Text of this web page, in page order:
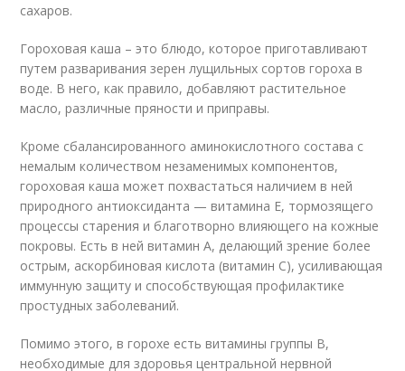
сахаров.
Гороховая каша – это блюдо, которое приготавливают
путем разваривания зерен лущильных сортов гороха в
воде. В него, как правило, добавляют растительное
масло, различные пряности и приправы.
Кроме сбалансированного аминокислотного состава с
немалым количеством незаменимых компонентов,
гороховая каша может похвастаться наличием в ней
природного антиоксиданта — витамина Е, тормозящего
процессы старения и благотворно влияющего на кожные
покровы. Есть в ней витамин А, делающий зрение более
острым, аскорбиновая кислота (витамин С), усиливающая
иммунную защиту и способствующая профилактике
простудных заболеваний.
Помимо этого, в горохе есть витамины группы В,
необходимые для здоровья центральной нервной